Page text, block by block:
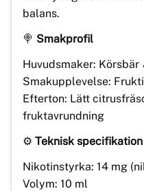
balans.
🍭 Smakprofil
Huvudsmaker: Körsbär
Smakupplevelse:
Efterton: Lätt
fruktavrundning
⚙️ Teknisk specifikation
Nikotinstyrka: 14 mg
Volym: 10 ml